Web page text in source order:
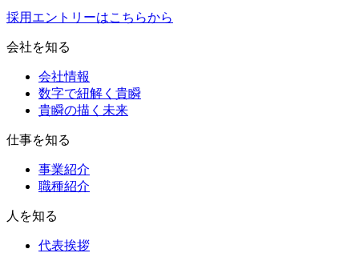
採用エントリーはこちらから
会社を知る
会社情報
数字で紐解く貴瞬
貴瞬の描く未来
仕事を知る
事業紹介
職種紹介
人を知る
代表挨拶